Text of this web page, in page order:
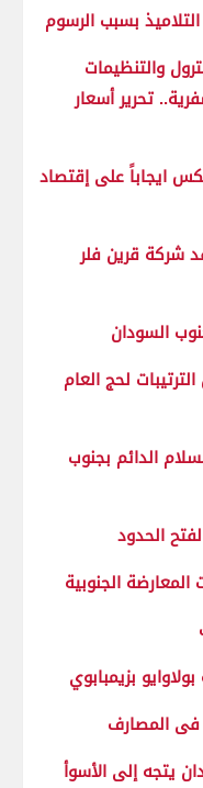
بسبب الرسوم
والتنظيمات
تحرير أسعار
ايجاباً على إقتصاد
شركة قرين فلر
السودان
لحج العام
الدائم بجنوب
الحدود
الجنوبية
بزيمبابوي
فى المصارف
يتجه إلى الأسوأ